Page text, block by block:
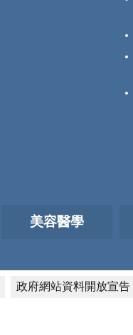
美容醫學
政府網站資料開放宣告